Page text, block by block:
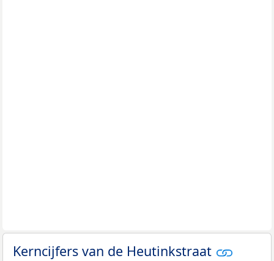
Kerncijfers van de Heutinkstraat